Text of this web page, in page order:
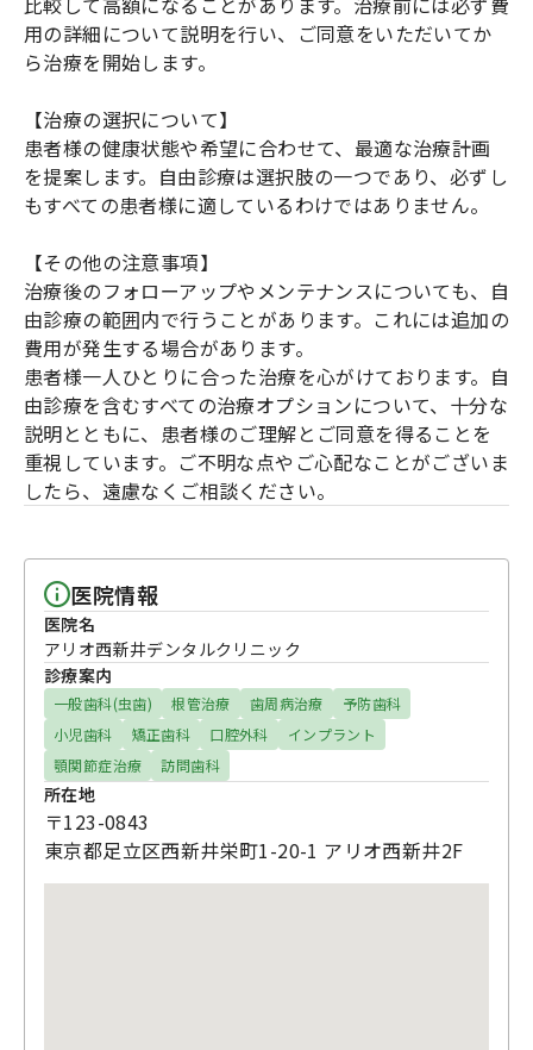
用の詳細について説明を行い、ご同意をいただいてか
ら治療を開始します。
【治療の選択について】
患者様の健康状態や希望に合わせて、最適な治療計画
を提案します。自由診療は選択肢の一つであり、必ずし
もすべての患者様に適しているわけではありません。
【その他の注意事項】
治療後のフォローアップやメンテナンスについても、自
由診療の範囲内で行うことがあります。これには追加の
費用が発生する場合があります。
患者様一人ひとりに合った治療を心がけております。自
由診療を含むすべての治療オプションについて、十分な
説明とともに、患者様のご理解とご同意を得ることを
重視しています。ご不明な点やご心配なことがございま
したら、遠慮なくご相談ください。
医院情報
医院名
アリオ西新井デンタルクリニック
診療案内
一般歯科(虫歯) 根管治療 歯周病治療
予防歯科
小児歯科
矯正歯科 口腔外科
インプラント
顎関節症治療
訪問歯科
所在地
〒123-0843
東京都足立区西新井栄町1-20-1 アリオ西新井2F